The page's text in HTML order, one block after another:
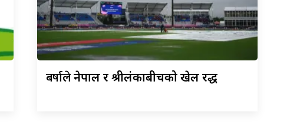
बर्षालेनेपाल र श्रीलंकाबीचको खेल रद्ध